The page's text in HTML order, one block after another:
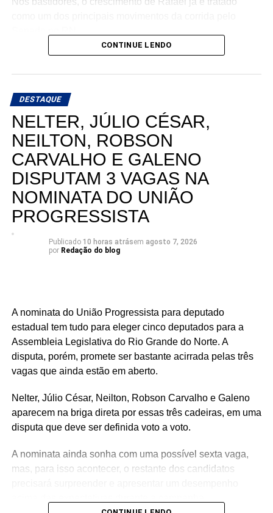
CONTINUE LENDO
DESTAQUE
NELTER, JÚLIO CÉSAR,
NEILTON, ROBSON
CARVALHO E GALENO
DISPUTAM 3 VAGAS NA
NOMINATA DO UNIÃO
PROGRESSISTA
Publicado 10 horas atrásem agosto 7, 2026
por Redação do blog
A nominata do União Progressista para deputado
estadual tem tudo para eleger cinco deputados para a
Assembleia Legislativa do Rio Grande do Norte. A
disputa, porém, promete ser bastante acirrada pelas três
vagas que ainda estão em aberto.
Nelter, Júlio César, Neilton, Robson Carvalho e Galeno
aparecem na briga direta por essas três cadeiras, em uma
disputa que deve ser definida voto a voto.
A nominata ainda sonha com uma possível sexta vaga,
mas, para isso acontecer, o restante dos candidatos